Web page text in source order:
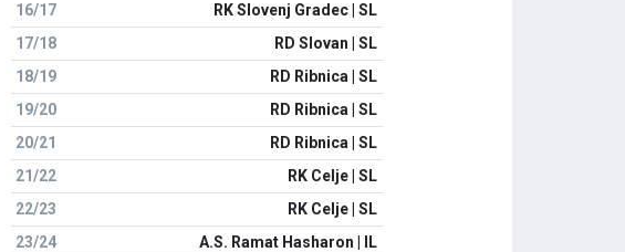
16/17
RK Slovenj Gradec | SL
17/18
RD Slovan | SL
18/19
RD Ribnica | SL
19/20
RD Ribnica | SL
20/21
RD Ribnica | SL
21/22
RK Celje | SL
22/23
RK Celje | SL
23/24
A.S. Ramat Hasharon | IL